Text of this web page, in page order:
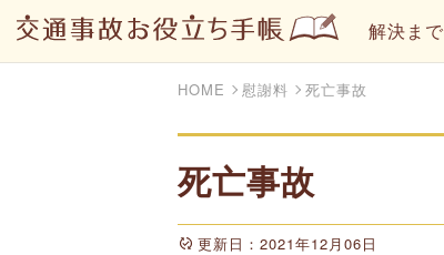
解決ま
HOME 慰謝料 死亡事故
死亡事故
更新日：2021年12月06日